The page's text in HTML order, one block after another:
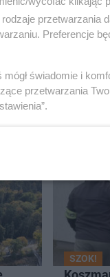
SZOK!
rodzaje przetwarzania
Preferencje
świadomie i
przetwarzania